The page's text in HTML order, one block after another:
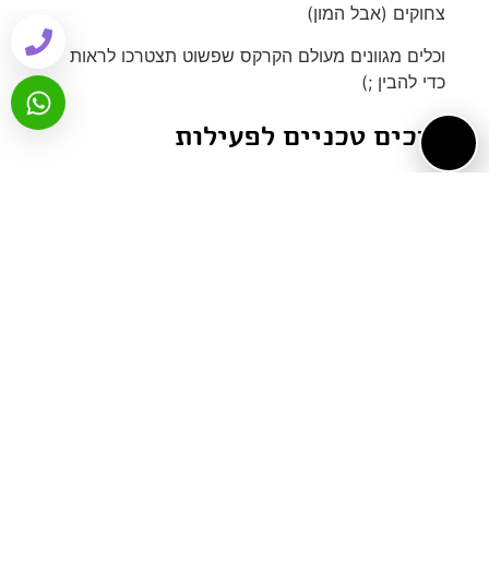
צחוקים (אבל המון)
וכלים מגוונים מעולם הקרקס שפשוט תצטרכו לראות
כדי להבין ;)
צרכים טכניים לפעילות